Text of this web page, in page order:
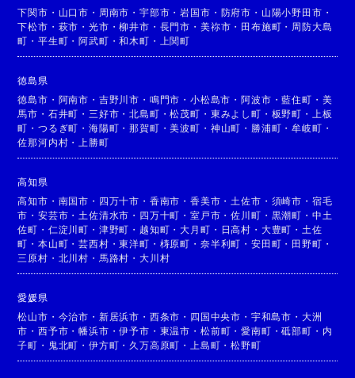
下関市 ・ 山口市 ・ 周南市 ・宇部市 ・岩国市 ・ 防府市 ・ 山陽小野田市 ・
下松市 ・ 萩市 ・光市 ・柳井市 ・ 長門市 ・ 美祢市 ・ 田布施町 ・ 周防大島
町 ・平生町 ・阿武町 ・和木町 ・ 上関町
徳島県
徳島市 ・ 阿南市 ・ 吉野川市 ・ 鳴門市 ・小松島市 ・阿波市 ・藍住町 ・ 美
馬市 ・ 石井町 ・ 三好市 ・北島町 ・松茂町 ・ 東みよし町 ・ 板野町 ・
上板
町 ・つるぎ町 ・海陽町 ・那賀町 ・美波町 ・ 神山町 ・ 勝浦町 ・牟岐町 ・
佐那河内村 ・ 上勝町
高知県
高知市 ・ 南国市 ・ 四万十市 ・ 香南市 ・香美市 ・ 土佐市 ・ 須崎市 ・ 宿毛
市 ・安芸市 ・ 土佐清水市 ・ 四万十町 ・室戸市 ・佐川町 ・ 黒潮町 ・ 中土
佐町 ・ 仁淀川町 ・ 津野町 ・ 越知町 ・大月町 ・ 日高村 ・ 大豊町 ・ 土佐
町 ・本山町 ・芸西村 ・東洋町 ・ 梼原町 ・ 奈半利町 ・ 安田町 ・ 田野町 ・
三原村 ・ 北川村 ・ 馬路村 ・大川村
愛媛県
松山市 ・ 今治市 ・ 新居浜市 ・ 西条市 ・ 四国中央市 ・ 宇和島市 ・ 大洲
市 ・西予市 ・幡浜市 ・伊予市 ・ 東温市 ・ 松前町 ・愛南町 ・砥部町 ・ 内
子町 ・ 鬼北町 ・伊方町 ・ 久万高原町 ・ 上島町 ・松野町